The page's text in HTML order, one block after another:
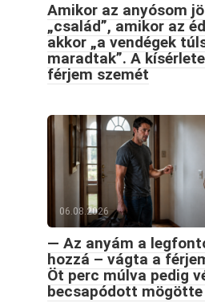
Amikor az anyósom
„család”, amikor az
akkor „a vendégek
maradtak”. A
férjem szemét
06.08.2026
— Az anyám a
hozzá – vágta a
Öt perc múlva pedig
becsapódott